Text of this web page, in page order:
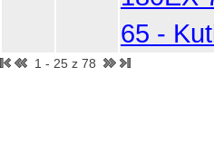
65 -
1 - 25 z 78